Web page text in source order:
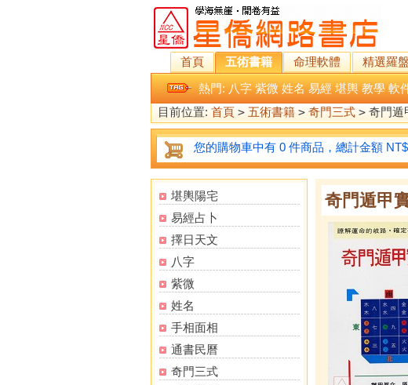
首頁 五術書籍 命理軟體 精選羅
熱門: 八字 紫微 姓名 易經 堪輿 教學 軟
目前位置: 首頁 > 五術書籍 > 奇門三式 > 奇門遁
您的購物車中有 0 件商品，總計金額
堪輿陽宅
易經占卜
擇日天文
八字
紫微
姓名
手相面相
通書民曆
奇門三式
奇門遁甲